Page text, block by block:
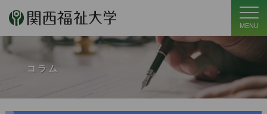
MENU
コラム